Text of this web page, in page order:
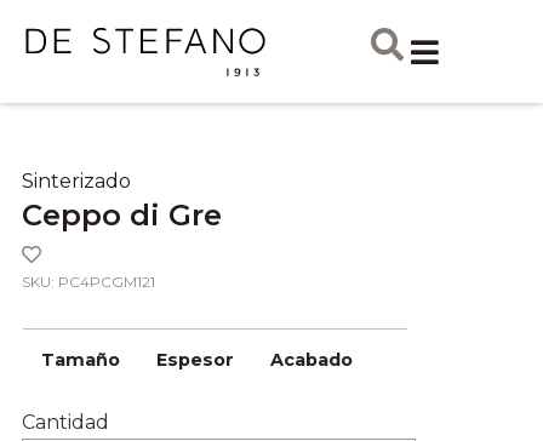
Sinterizado
Ceppo di Gre
SKU: PC4PCGM121
Tamaño Espesor Acabado
Cantidad